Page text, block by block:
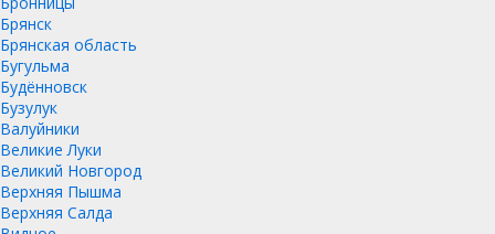
Брянск
Брянская область
Бугульма
Будённовск
Бузулук
Валуйники
Великие Луки
Великий Новгород
Верхняя Пышма
Верхняя Салда